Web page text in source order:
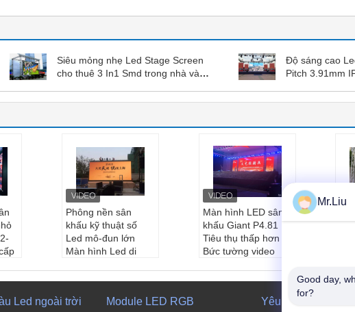
Siêu mỏng nhẹ Led Stage Screen
cho thuê 3 In1 Smd trong nhà và
Độ sáng cao
Pitch 3.91mm
Phông nền sân
khấu kỹ thuật số
Led mô-đun lớn
Màn hình Led di
n:250*250mm
Màn hình LED sân
khấu Giant P4.81
Tiêu thụ thấp hơn
Bức tường video
kích thước tủ:500
Led ngoài trời Module LED RGB Yêu cầu báo giá
Mr.Liu
Good day,
for?